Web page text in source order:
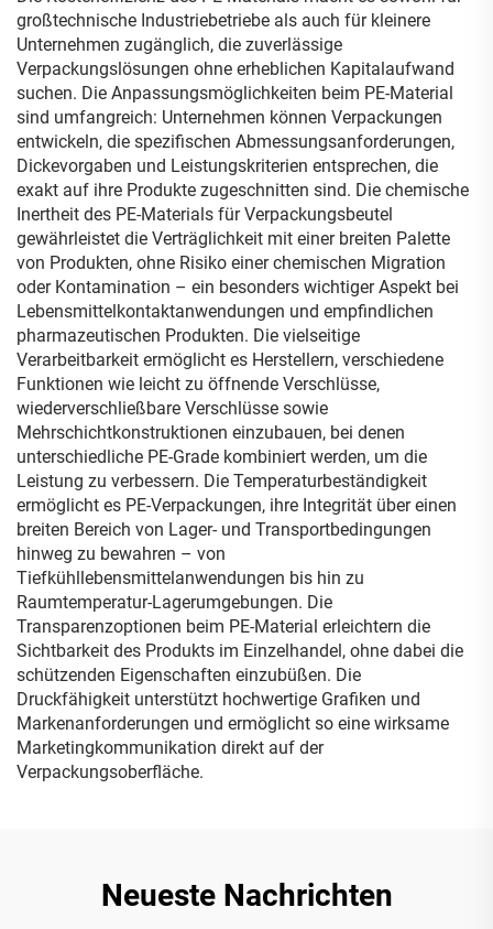
großtechnische Industriebetriebe als auch für kleinere
Unternehmen zugänglich, die zuverlässige
Verpackungslösungen ohne erheblichen Kapitalaufwand
suchen. Die Anpassungsmöglichkeiten beim PE-Material
sind umfangreich: Unternehmen können Verpackungen
entwickeln, die spezifischen Abmessungsanforderungen,
Dickevorgaben und Leistungskriterien entsprechen, die
exakt auf ihre Produkte zugeschnitten sind. Die chemische
Inertheit des PE-Materials für Verpackungsbeutel
gewährleistet die Verträglichkeit mit einer breiten Palette
von Produkten, ohne Risiko einer chemischen Migration
oder Kontamination – ein besonders wichtiger Aspekt bei
Lebensmittelkontaktanwendungen und empfindlichen
pharmazeutischen Produkten. Die vielseitige
Verarbeitbarkeit ermöglicht es Herstellern, verschiedene
Funktionen wie leicht zu öffnende Verschlüsse,
wiederverschließbare Verschlüsse sowie
Mehrschichtkonstruktionen einzubauen, bei denen
unterschiedliche PE-Grade kombiniert werden, um die
Leistung zu verbessern. Die Temperaturbeständigkeit
ermöglicht es PE-Verpackungen, ihre Integrität über einen
breiten Bereich von Lager- und Transportbedingungen
hinweg zu bewahren – von
Tiefkühllebensmittelanwendungen bis hin zu
Raumtemperatur-Lagerumgebungen. Die
Transparenzoptionen beim PE-Material erleichtern die
Sichtbarkeit des Produkts im Einzelhandel, ohne dabei die
schützenden Eigenschaften einzubüßen. Die
Druckfähigkeit unterstützt hochwertige Grafiken und
Markenanforderungen und ermöglicht so eine wirksame
Marketingkommunikation direkt auf der
Verpackungsoberfläche.
Neueste Nachrichten